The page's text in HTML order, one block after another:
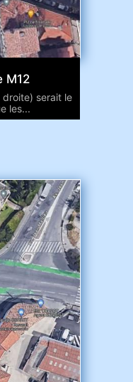
M12
droite) serait le
les...